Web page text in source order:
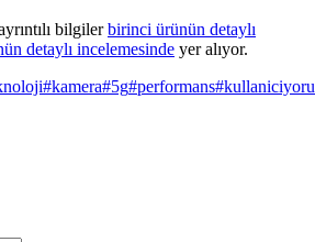
bilgilerbirinci ürünün detaylı
detaylı incelemesinde yer alıyor.
#kamera#5g#performans#